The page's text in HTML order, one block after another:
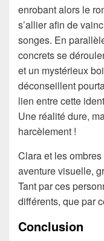
enrobant alors le
s’allier afin de
songes. En
concrets se
et un mystérieux
déconseillent
lien entre cette
Une réalité dure,
harcèlement !
Clara et les
aventure visuelle,
Tant par ces
différents, que par
Conclusion